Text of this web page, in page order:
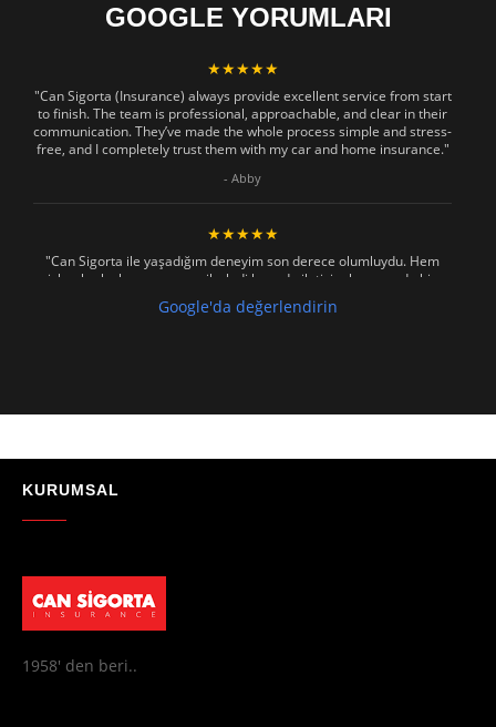
GOOGLE YORUMLARI
★★★★★
"Can Sigorta (Insurance) always provide excellent service from start
to finish. The team is professional, approachable, and clear in their
communication. They’ve made the whole process simple and stress-
free, and I completely trust them with my car and home insurance."
- Abby
★★★★★
"Can Sigorta ile yaşadığım deneyim son derece olumluydu. Hem
işlemler hızlı ve sorunsuz ilerledi hem de iletişim konusunda hiç
zorlanmadım. Aradığımda ya da mesaj attığımda hemen dönüş
sağladılar, her soruma sabırla ve açıklayıcı bir şekilde yanıt verdiler.
"Absolutelly the best at the TRNC. Highly recommeded !!! Thank You
Google'da değerlendirin
KURUMSAL
1958' den beri..